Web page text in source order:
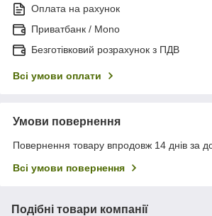
Оплата на рахунок
Приватбанк / Mono
Безготівковий розрахунок з ПДВ
Всі умови оплати
Умови повернення
Повернення товару впродовж 14 днів за
Всі умови повернення
Подібні товари компанії